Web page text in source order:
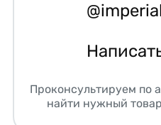
Проконсультируем по
найти нужный